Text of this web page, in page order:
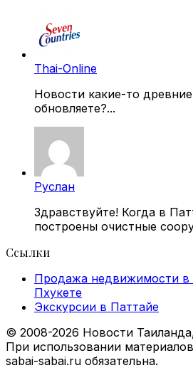
Thai-Online
Новости какие-то
обновляете?...
Руслан
Здравствуйте! Когда в
построены очистные
Ссылки
Продажа недвижимости в
Пхукете
Экскурсии в Паттайе
© 2008-2026 Новости
При использовании
sabai-sabai.ru обязательна.